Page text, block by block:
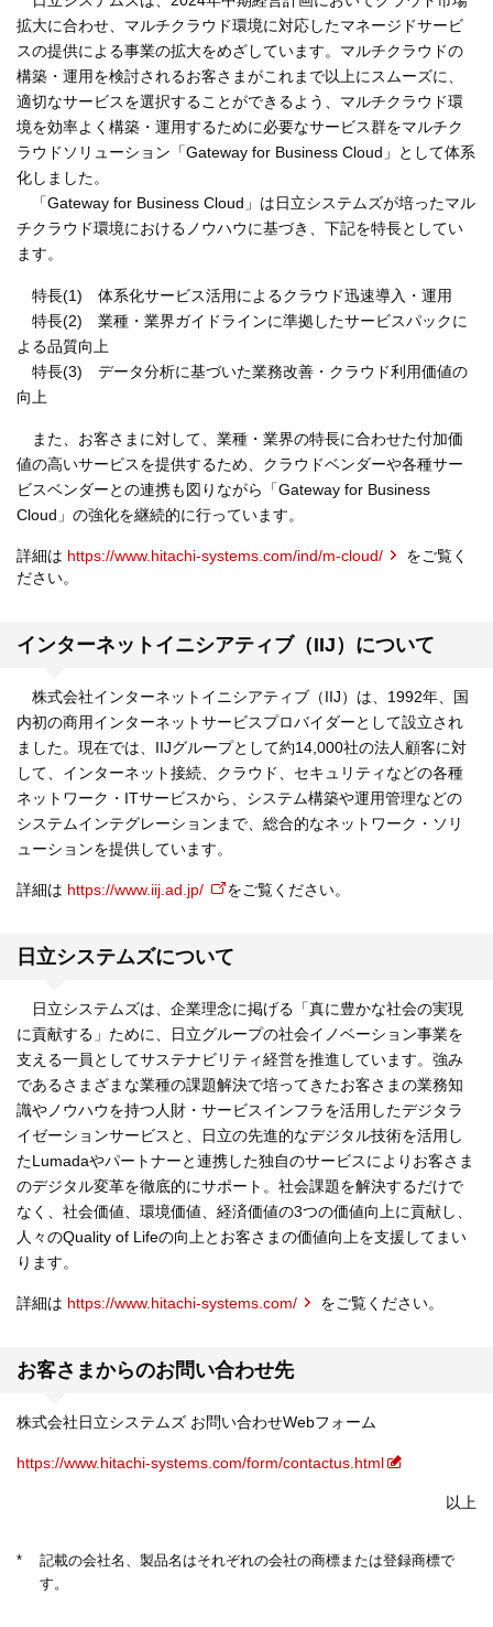
拡大に合わせ、マルチクラウド環境に対応したマネージドサービ
スの提供による事業の拡大をめざしています。マルチクラウドの
構築・運用を検討されるお客さまがこれまで以上にスムーズに、
適切なサービスを選択することができるよう、マルチクラウド環
境を効率よく構築・運用するために必要なサービス群をマルチク
ラウドソリューション「Gateway for Business Cloud」として体系
化しました。
「Gateway for Business Cloud」は日立システムズが培ったマル
チクラウド環境におけるノウハウに基づき、下記を特長としてい
ます。
特長(1) 体系化サービス活用によるクラウド迅速導入・運用
特長(2) 業種・業界ガイドラインに準拠したサービスパックに
よる品質向上
特長(3) データ分析に基づいた業務改善・クラウド利用価値の
向上
また、お客さまに対して、業種・業界の特長に合わせた付加価
値の高いサービスを提供するため、クラウドベンダーや各種サー
ビスベンダーとの連携も図りながら「Gateway for Business
Cloud」の強化を継続的に行っています。
詳細は https://www.hitachi-systems.com/ind/m-cloud/
をご覧く
ださい。
インターネットイニシアティブ（IIJ）について
株式会社インターネットイニシアティブ（IIJ）は、1992年、国
内初の商用インターネットサービスプロバイダーとして設立され
ました。現在では、IIJグループとして約14,000社の法人顧客に対
して、インターネット接続、クラウド、セキュリティなどの各種
ネットワーク・ITサービスから、システム構築や運用管理などの
システムインテグレーションまで、総合的なネットワーク・ソリ
ューションを提供しています。
詳細は https://www.iij.ad.jp/ をご覧ください。
日立システムズについて
日立システムズは、企業理念に掲げる「真に豊かな社会の実現
に貢献する」ために、日立グループの社会イノベーション事業を
支える一員としてサステナビリティ経営を推進しています。強み
であるさまざまな業種の課題解決で培ってきたお客さまの業務知
識やノウハウを持つ人財・サービスインフラを活用したデジタラ
イゼーションサービスと、日立の先進的なデジタル技術を活用し
たLumadaやパートナーと連携した独自のサービスによりお客さま
のデジタル変革を徹底的にサポート。社会課題を解決するだけで
なく、社会価値、環境価値、経済価値の3つの価値向上に貢献し、
人々のQuality of Lifeの向上とお客さまの価値向上を支援してまい
ります。
詳細は https://www.hitachi-systems.com/ をご覧ください。
お客さまからのお問い合わせ先
株式会社日立システムズ お問い合わせWebフォーム
https://www.hitachi-systems.com/form/contactus.html
以上
*
記載の会社名、製品名はそれぞれの会社の商標または登録商標で
す。